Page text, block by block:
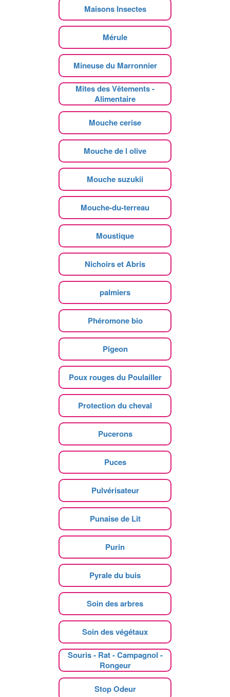
Maisons Insectes
Mérule
Mineuse du Marronnier
Mites des Vêtements -
Alimentaire
Mouche cerise
Mouche de l olive
Mouche suzukii
Mouche-du-terreau
Moustique
Nichoirs et Abris
palmiers
Phéromone bio
Pigeon
Poux rouges du Poulailler
Protection du cheval
Pucerons
Puces
Pulvérisateur
Punaise de Lit
Purin
Pyrale du buis
Soin des arbres
Soin des végétaux
Souris - Rat - Campagnol -
Rongeur
Stop Odeur